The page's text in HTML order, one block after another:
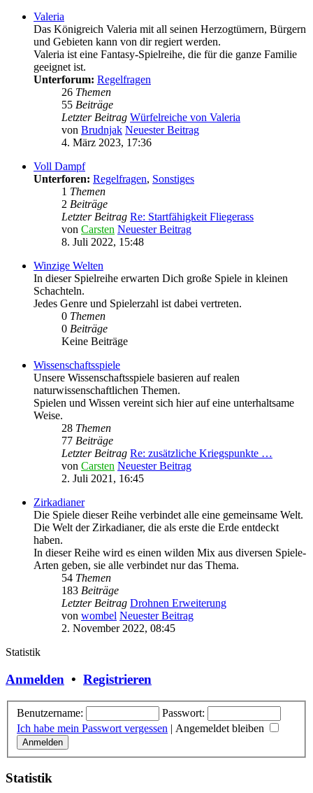
Valeria
Das Königreich Valeria mit all seinen Herzogtümern, Bürgern
und Gebieten kann von dir regiert werden.
Valeria ist eine Fantasy-Spielreihe, die für die ganze Familie
geeignet ist.
Unterforum: Regelfragen
26 Themen
55 Beiträge
Letzter Beitrag Würfelreiche von Valeria
von Brudnjak Neuester Beitrag
4. März 2023, 17:36
Voll Dampf
Unterforen: Regelfragen, Sonstiges
1 Themen
2 Beiträge
Letzter Beitrag Re: Startfähigkeit Fliegerass
von Carsten Neuester Beitrag
8. Juli 2022, 15:48
Winzige Welten
In dieser Spielreihe erwarten Dich große Spiele in kleinen
Schachteln.
Jedes Genre und Spielerzahl ist dabei vertreten.
0 Themen
0 Beiträge
Keine Beiträge
Wissenschaftsspiele
Unsere Wissenschaftsspiele basieren auf realen
naturwissenschaftlichen Themen.
Spielen und Wissen vereint sich hier auf eine unterhaltsame
Weise.
28 Themen
77 Beiträge
Letzter Beitrag Re: zusätzliche Kriegspunkte …
von Carsten Neuester Beitrag
2. Juli 2021, 16:45
Zirkadianer
Die Spiele dieser Reihe verbindet alle eine gemeinsame Welt.
Die Welt der Zirkadianer, die als erste die Erde entdeckt
haben.
In dieser Reihe wird es einen wilden Mix aus diversen Spiele-
Arten geben, sie alle verbindet nur das Thema.
54 Themen
183 Beiträge
Letzter Beitrag Drohnen Erweiterung
von wombel Neuester Beitrag
2. November 2022, 08:45
Statistik
Anmelden • Registrieren
Benutzername:
Passwort:
Ich habe mein Passwort vergessen | Angemeldet bleiben
Statistik